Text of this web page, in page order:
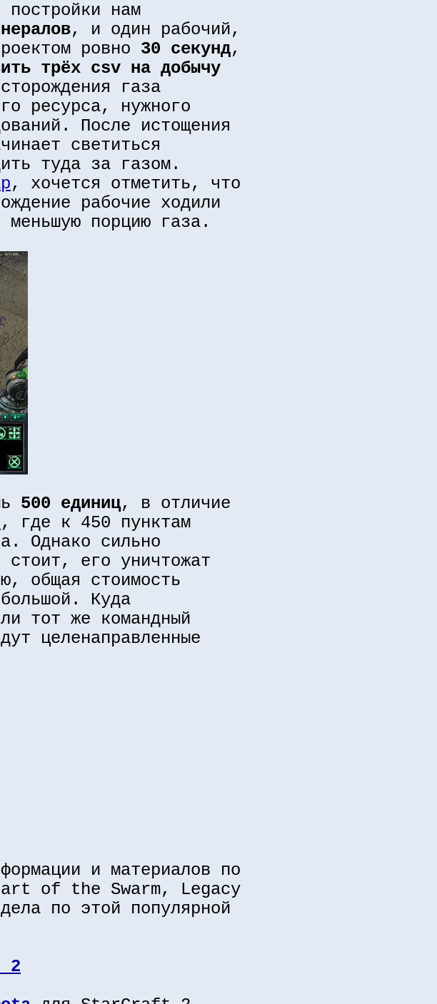
постройки нам
, и один рабочий,
ровно 30 секунд,
трёх csv на добычу
газа
ресурса, нужного
После истощения
светиться
туда за газом.
, хочется отметить, что
рабочие ходили
порцию газа.
500 единиц, в отличие
, где к 450 пунктам
Однако сильно
стоит, его уничтожат
общая стоимость
Куда
тот же командный
целенаправленные
и материалов по
of the Swarm, Legacy
по этой популярной
2